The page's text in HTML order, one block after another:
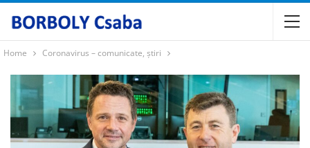
Home Coronavirus – comunicate, știri